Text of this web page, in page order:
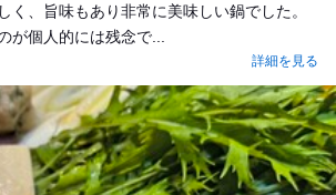
く、旨味もあり非常に美味しい鍋でした。
が個人的には残念で...
詳細を見る